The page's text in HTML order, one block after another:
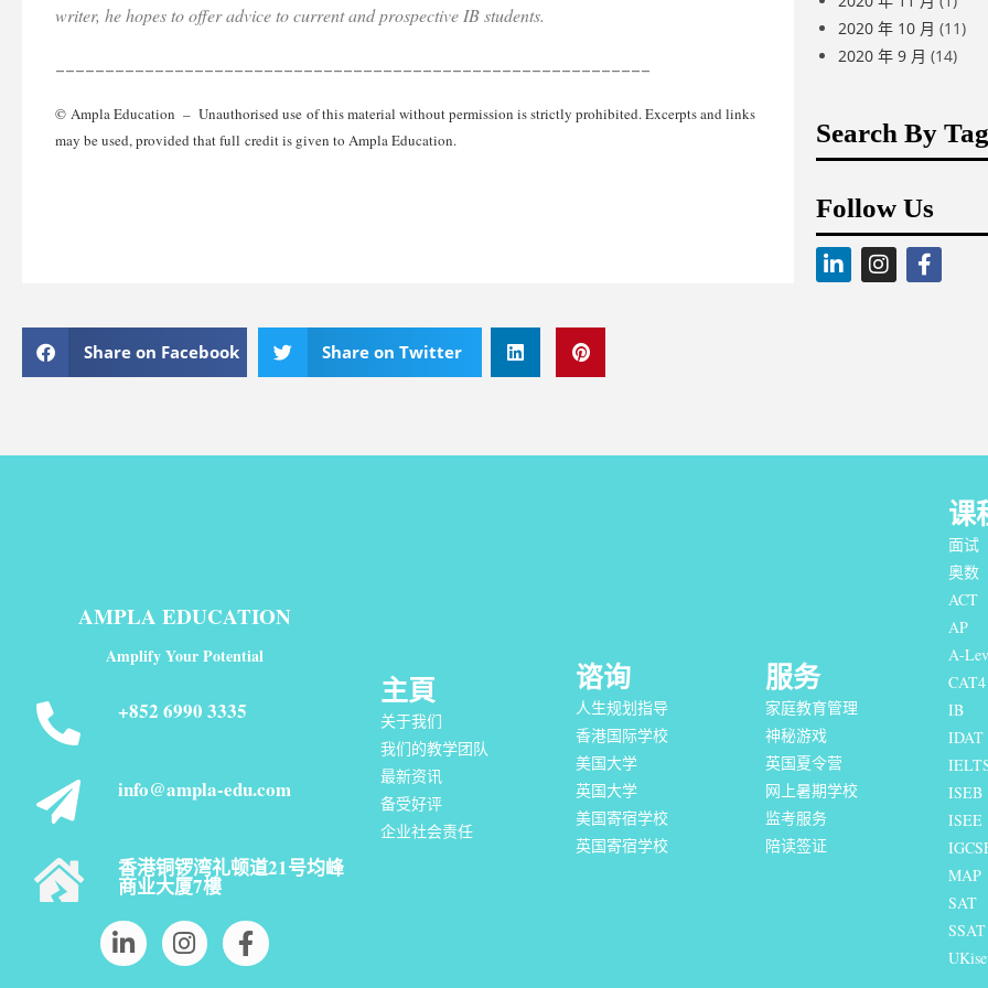
writer, he hopes to offer advice to current and prospective IB students.
© Ampla Education – Unauthorised use of this material without permission is strictly prohibited. Excerpts and links
may be used, provided that full credit is given to Ampla Education.
2020 年 10 月 (11)
2020 年 9 月 (14)
Search By
Follow Us
Share on Facebook Share on Twitter
AMPLA EDUCATION
Amplify Your Potential
+852 6990 3335
info@ampla-edu.com
香港铜锣湾礼顿道21号均峰
商业大厦7樓
主頁
关于我们
我们的教学团队
最新资讯
备受好评
企业社会责任
谘询
人生规划指导
香港国际学校
美国大学
英国大学
美国寄宿学校
英国寄宿学校
服务
家庭教育管理
神秘游戏
英国夏令营
网上暑期学校
监考服务
陪读签证
课
面试
奥数
ACT
AP
A-
CAT4
IB
IDAT
ISEB
ISEE
MAP
SAT
SSAT